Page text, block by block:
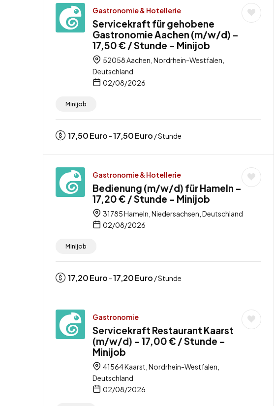
Gastronomie & Hotellerie
Servicekraft für gehobene
Gastronomie Aachen (m/w/d) –
17,50 € / Stunde – Minijob
52058 Aachen, Nordrhein-Westfalen,
Deutschland
02/08/2026
Minijob
17,50Euro -17,50Euro / Stunde
Gastronomie & Hotellerie
Bedienung (m/w/d) für Hameln –
17,20 € / Stunde – Minijob
31785 Hameln, Niedersachsen, Deutschland
02/08/2026
Minijob
17,20Euro -17,20Euro / Stunde
Gastronomie
Servicekraft Restaurant Kaarst
(m/w/d) – 17,00 € / Stunde –
Minijob
41564 Kaarst, Nordrhein-Westfalen,
Deutschland
02/08/2026